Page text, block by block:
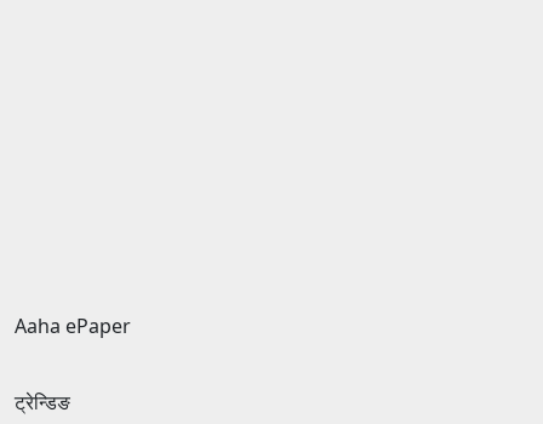
Aaha ePaper
ट्रेन्डिङ